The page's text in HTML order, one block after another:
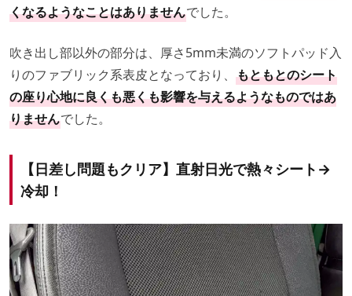
くなるようなことはありませんでした。
吹き出し部以外の部分は、厚さ5mm未満のソフトパッド入
りのファブリック系表皮となっており、 もともとのシート
の座り心地に良くも悪くも影響を与えるようなものではあ
りませんでした。
【日差し問題もクリア】直射日光で熱々シート→
冷却！